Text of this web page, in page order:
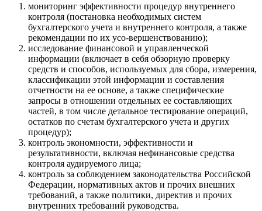
мониторинг эффективности процедур внутреннего
контроля (постановка необходимых систем
бухгалтерского учета и внутреннего контроля, а также
рекомендации по их усо-вершенствованию);
исследование финансовой и управленческой
информации (включает в себя обзорную проверку
средств и способов, используемых для сбора, измерения,
классификации этой информации и составления
отчетности на ее основе, а также специфические
запросы в отношении отдельных ее составляющих
частей, в том числе детальное тестирование операций,
остатков по счетам бухгалтерского учета и других
процедур);
контроль экономности, эффективности и
результативности, включая нефинансовые средства
контроля аудируемого лица;
контроль за соблюдением законодательства Российской
Федерации, нормативных актов и прочих внешних
требований, а также политики, директив и прочих
внутренних требований руководства.